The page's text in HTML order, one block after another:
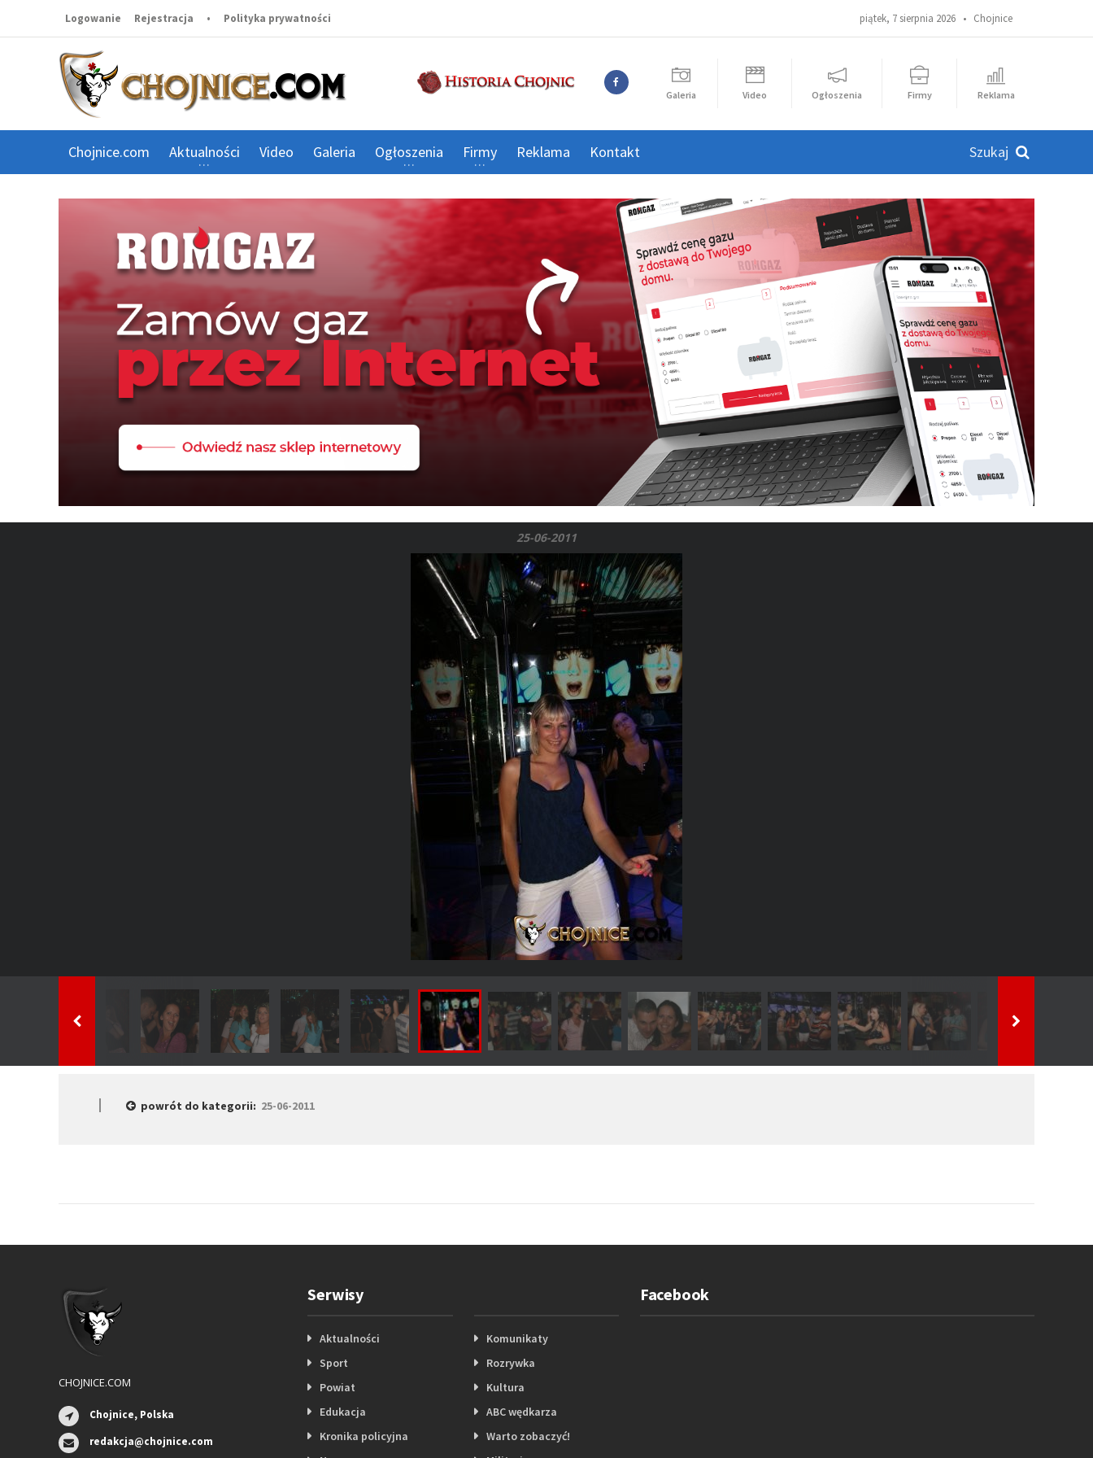
piątek, 7 sierpnia 2026 • Chojnice
Logowanie Rejestracja • Polityka prywatności
Galeria Video Ogłoszenia Firmy Reklama
Chojnice.com Aktualności Video Galeria Ogłoszenia Firmy Reklama Kontakt
25-06-2011
powrót do kategorii: 25-06-2011
CHOJNICE.COM
Chojnice, Polska
redakcja@chojnice.com
Serwisy
Aktualności
Sport
Powiat
Edukacja
Kronika policyjna
Komunikaty
Rozrywka
Kultura
ABC wędkarza
Warto zobaczyć!
Facebook